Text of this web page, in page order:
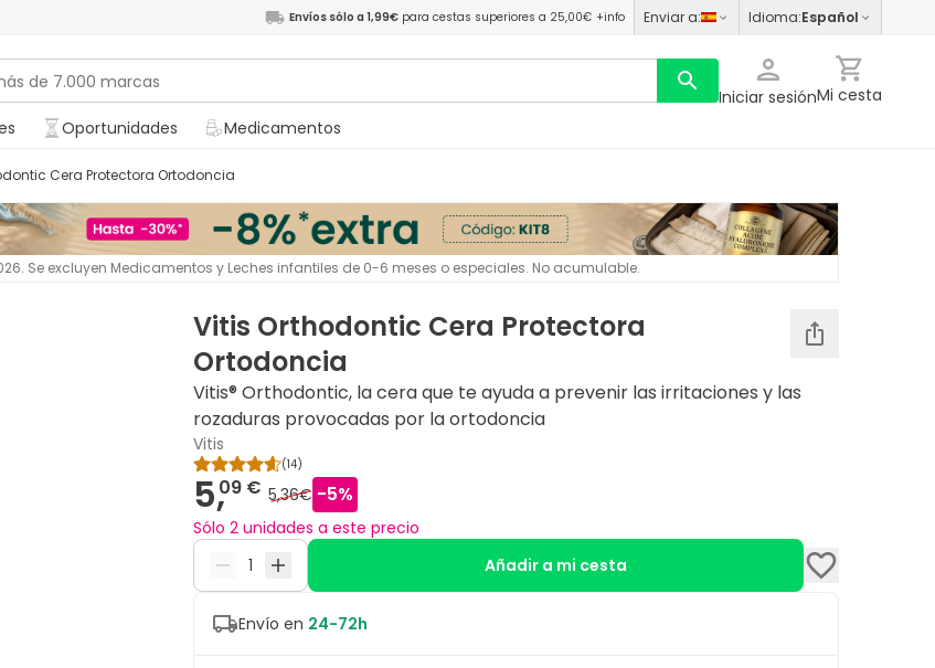
Envíos sólo a 1,99€ para cestas superiores a 25,00€ +info Enviar a: Idioma:Español
Iniciar sesiónMi cesta
Oportunidades Medicamentos
Cera Protectora Ortodoncia
Se excluyen Medicamentos y Leches infantiles de 0-6 meses o especiales. No acumulable.
Vitis Orthodontic Cera Protectora
Ortodoncia
Vitis® Orthodontic, la cera que te ayuda a prevenir las irritaciones y las
rozaduras provocadas por la ortodoncia
Vitis
(14)
5,09 € 5,36€ -5%
Sólo 2 unidades a este precio
Añadir a mi cesta
Envío en 24-72h